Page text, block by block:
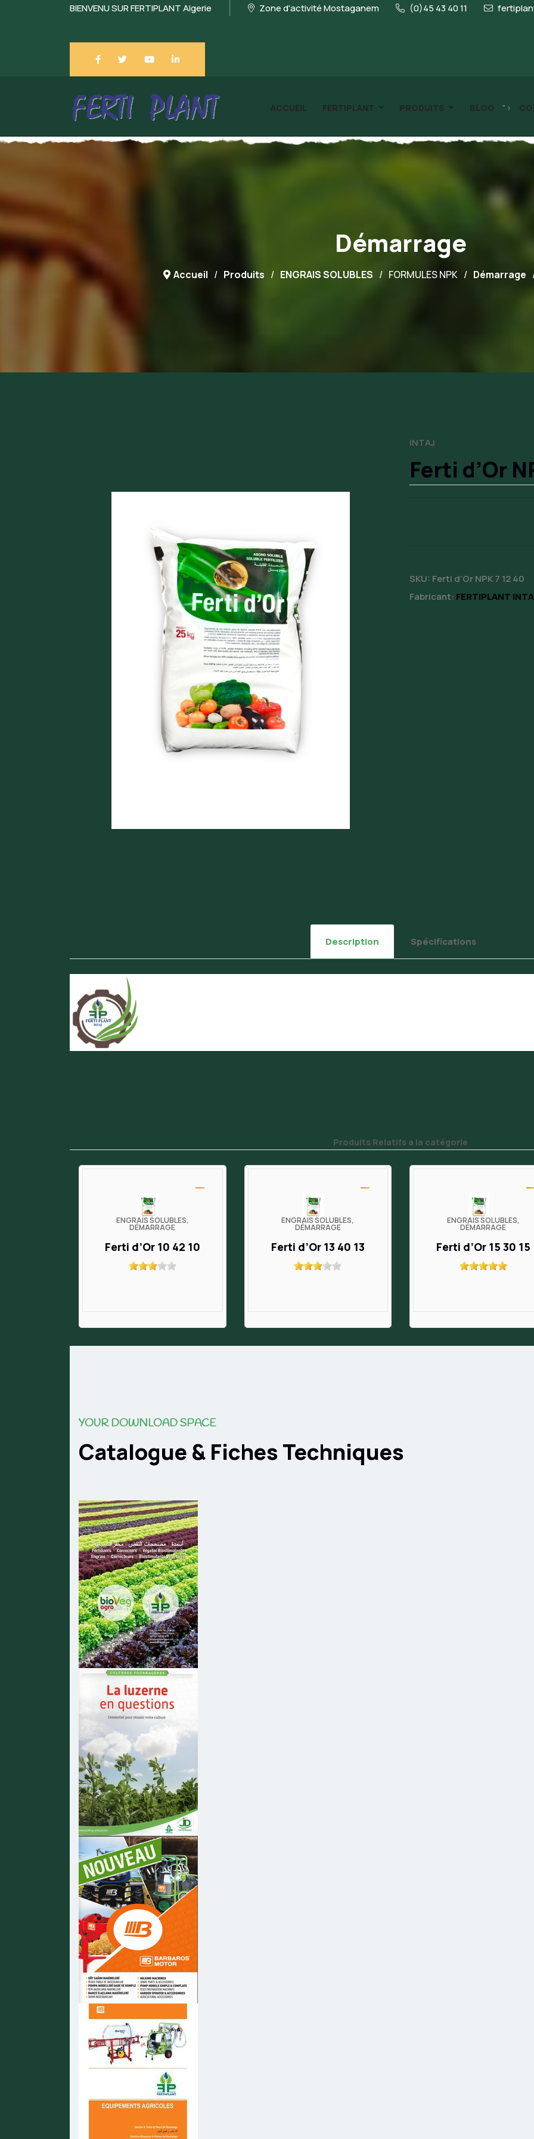
BIENVENU SUR FERTIPLANT Algerie Zone d'activité Mostaganem (0)45 43 40 11
ACCUEIL FERTIPLANT PRODUITS BLOG ">
Démarrage
Accueil Produits ENGRAIS SOLUBLES FORMULES NPK Démarrage
INTAJ
Ferti d’Or
SKU: Ferti d’Or NPK 7 12 40
Fabricant: FERTIPLANT
Description Spécifications
Produits Relatifs a la catégorie
ENGRAIS SOLUBLES,
DÉMARRAGE
Ferti d’Or 10 42 10
ENGRAIS SOLUBLES,
DÉMARRAGE
Ferti d’Or 13 40 13
ENGRAIS SOLUBLES,
DÉMARRAGE
Ferti d’Or 15 30 15
YOUR DOWNLOAD SPACE
Catalogue & Fiches Techniques